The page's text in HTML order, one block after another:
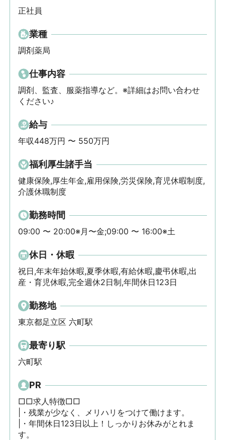
正社員
業種
調剤薬局
仕事内容
調剤、監査、服薬指導など。※詳細はお問い合わせ
ください♪
給与
年収448万円 〜 550万円
福利厚生諸手当
健康保険,厚生年金,雇用保険,労災保険,育児休暇制度,
介護休職制度
勤務時間
09:00 〜 20:00※月〜金;09:00 〜 16:00※土
休日・休暇
祝日,年末年始休暇,夏季休暇,有給休暇,慶弔休暇,出
産・育児休暇,完全週休2日制,年間休日123日
勤務地
東京都足立区 六町駅
最寄り駅
六町駅
PR
□□求人特徴□□
|・残業が少なく、メリハリをつけて働けます。
|・年間休日123日以上！しっかりお休みがとれま
す。